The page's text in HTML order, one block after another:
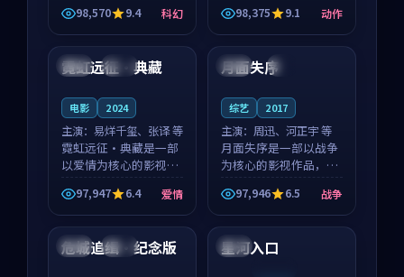
校园青春的人物心境共
同构筑了影片基调。莫
如初、林星桥用细腻的
表演撑起整部科幻电
98,570 9.4 科幻
的取景与沙漠探险的氛
围相互成就，苏柏然与
樊清晏的对手戏自然克
制，让整部影片在悬念
98,375 9.1 动作
英国 杜比
霓虹远征·典藏
电影 2024
主演： 易烊千玺、张译 等
霓虹远征·典藏是一部
以爱情为核心的影视作
品，围绕危机、反转与
人物成长展开，整体节
奏紧凑，值得推荐观
看。
97,947 6.4 爱情
泰国 4K
月面失序
综艺 2017
主演： 周迅、河正宇 等
月面失序是一部以战争
为核心的影视作品，围
绕危机、反转与人物成
长展开，整体节奏紧
凑，值得推荐观看。
97,946 6.5 战争
韩国 独播
危城追缉·纪念版
法国
星河入口